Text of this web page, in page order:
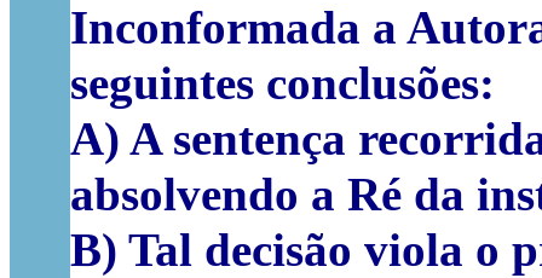
Inconformada a
seguintes conclusões:
A) A sentença
absolvendo a Ré da
B) Tal decisão viola o